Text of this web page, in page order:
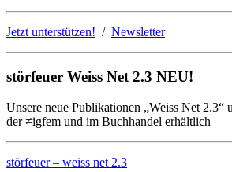
Jetzt unterstützen! / Newsletter
störfeuer Weiss Net 2.3 NEU!
Unsere neue Publikationen „Weiss Net 2.3“
der ≠igfem und im Buchhandel erhältlich
störfeuer – weiss net 2.3